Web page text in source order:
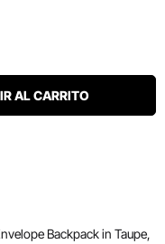
AL CARRITO
Backpack in Taupe,